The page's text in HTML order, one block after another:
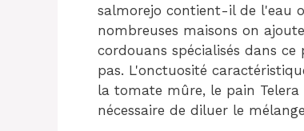
salmorejo contient-il de l'eau
nombreuses maisons on
cordouans spécialisés dans
pas. L'onctuosité
la tomate mûre, le pain
nécessaire de diluer le